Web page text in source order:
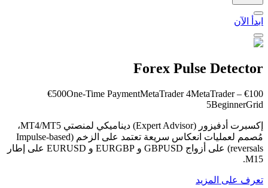
ابدأ الآن
Forex Pulse Detector
€100 – €500
One-Time PaymentMetaTrader 4MetaTrader
5BeginnerGrid
إكسبرت أدفيزور (Expert Advisor) ديناميكي لمنصتي MT4/MT5،
مُصمم لعمليات انعكاس سريعة تعتمد على الزخم (Impulse-based
reversals) على أزواج GBPUSD و EURGBP و EURUSD على إطار
M15.
تعرف على المزيد